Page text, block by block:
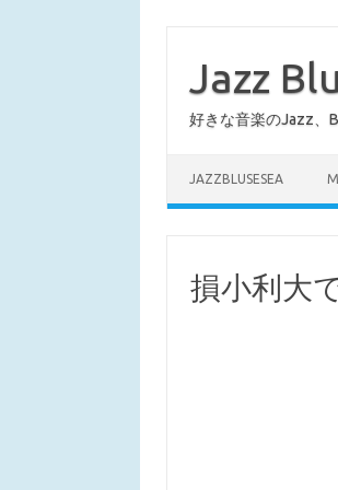
Jazz
好きな音楽のJazz、
JAZZBLUSESEA
損小利大